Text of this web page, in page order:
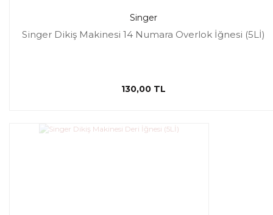
Singer
Singer Dikiş Makinesi 14 Numara Overlok İğnesi (5Lİ)
130,00 TL